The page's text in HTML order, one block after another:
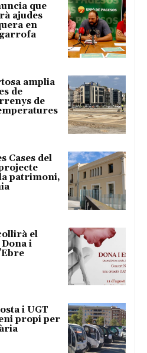
que
ajudes
en
garrofa
amplia
de
de
Cases del
patrimoni,
el
i
i UGT
propi per